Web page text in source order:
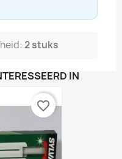
2 stuks
IN
favorite_border